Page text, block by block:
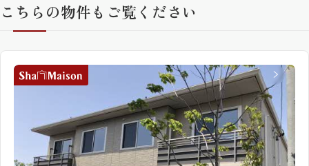
こちらの物件もご覧ください